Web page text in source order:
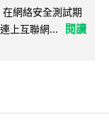
網絡安全測試期
上互聯網...
閱讀